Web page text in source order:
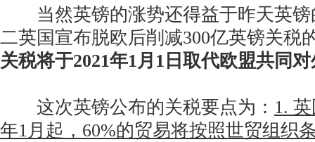
当然英镑的涨势还得益于昨天英镑
二英国宣布脱欧后削减300亿英镑关税
关税将于2021年1月1日取代欧盟共同
这次英镑公布的关税要点为： 1.
年1月起，60%的贸易将按照世贸组织